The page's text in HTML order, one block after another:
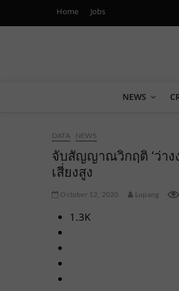
Home Jobs
Marketing
NEWS
DATA NEWS
จับสัญญาณวิกฤติ ‘ว่าง
เสี่ยงสูง
October 12, 2020 Lupang
1.3K